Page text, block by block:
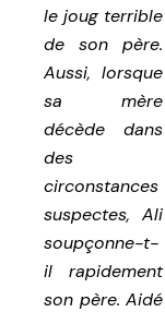
le joug terrible
de son père.
Aussi, lorsque
sa mère
décède dans
des
circonstances
suspectes, Ali
soupçonne-t-
il rapidement
son père. Aidé